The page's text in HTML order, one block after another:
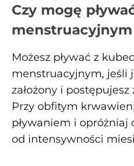
Czy mogę
Możesz pływać z
menstruacyjnym, jeśli
założony i
Przy obfitym
pływaniem i opróżniaj
od intensywności